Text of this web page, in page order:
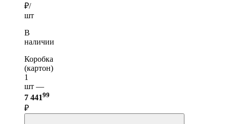
₽/
шт
В
наличии
Коробка
(картон)
1
шт —
7 44199
₽